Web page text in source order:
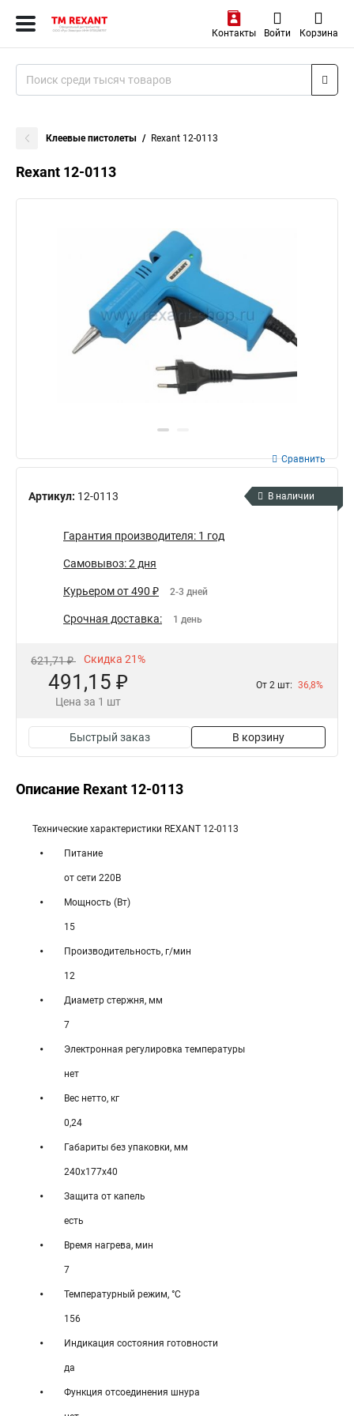
Контакты Войти Корзина
Клеевые пистолеты Rexant 12-0113
Rexant 12-0113
Артикул: 12-0113
Сравнить
В наличии
Гарантия производителя: 1 год
Самовывоз: 2 дня
Курьером от 490 ₽ 2-3 дней
Срочная доставка: 1 день
621,71 ₽ Скидка 21%
491,15 ₽
Цена за 1 шт
От 2 шт: 36,8%
Быстрый заказ В корзину
Описание Rexant 12-0113
Технические характеристики REXANT 12-0113
Питание
от сети 220В
Мощность (Вт)
15
Производительность, г/мин
12
Диаметр стержня, мм
7
Электронная регулировка температуры
нет
Вес нетто, кг
0,24
Габариты без упаковки, мм
240х177х40
Защита от капель
есть
Время нагрева, мин
7
Температурный режим, °С
156
Индикация состояния готовности
да
Функция отсоединения шнура